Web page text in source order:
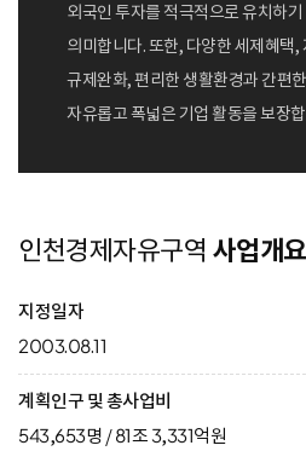
외국인 투자를 적극적으로 유치하
의미합니다. 또한, 다양한 세제혜택
규제완화, 편리한 생활환경과 간편
자유롭고 폭넓은 기업 활동을 보장
인천경제자유구역 사업개요
지정일자
2003.08.11
계획인구 및 총사업비
543,653명 / 81조 3,331억원